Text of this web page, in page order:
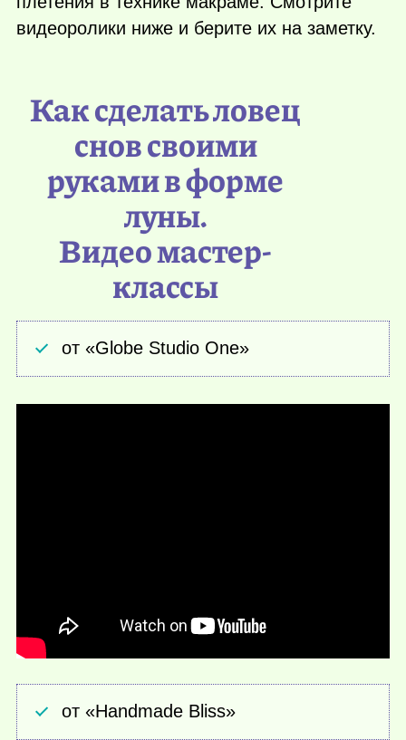
видеоролики ниже и берите их на заметку.
Как сделать ловец
снов своими
руками в форме
луны.
Видео мастер-
классы
от «Globe Studio One»
от «Handmade Bliss»